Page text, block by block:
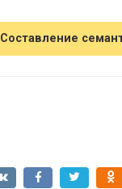
Составление